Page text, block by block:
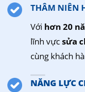
THÂM NIÊN
Với hơn 20
lĩnh vựcsửa
cùng khách
NĂNG LỰC